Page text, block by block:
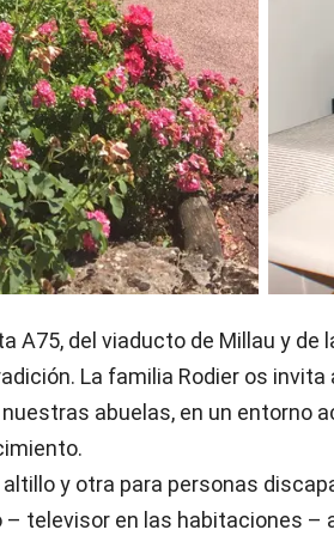
A75, del viaducto de Millau y de
La familia Rodier os
abuelas, en un entorno
y otra para personas
televisor en las habitaciones –